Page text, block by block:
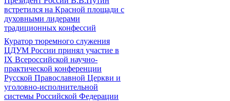
встретился на Красной площади с
духовными лидерами
традиционных конфессий
Куратор тюремного служения
ЦДУМ России принял участие в
IX Всероссийской научно-
практической конференции
Русской Православной Церкви и
уголовно-исполнительной
системы Российской Федерации